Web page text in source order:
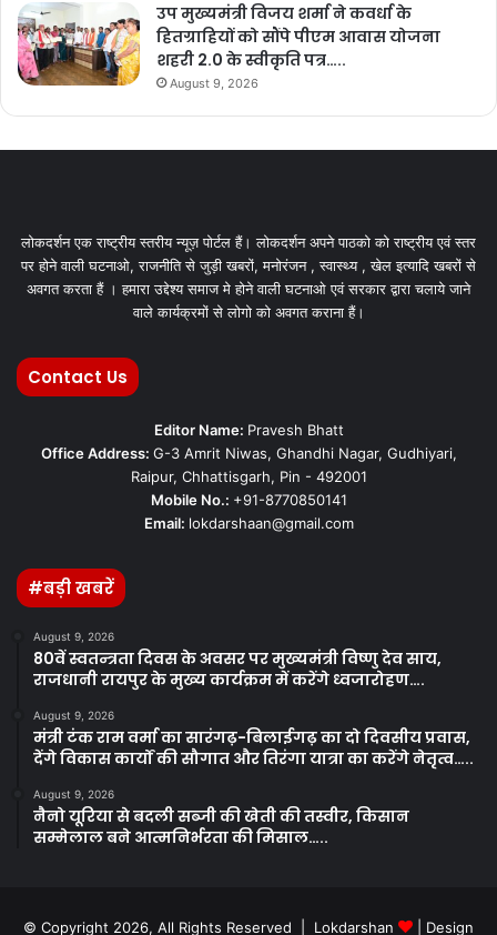
उप मुख्यमंत्री विजय शर्मा ने कवर्धा के
हितग्राहियों को सौंपे पीएम आवास योजना
शहरी 2.0 के स्वीकृति पत्र…..
August 9, 2026
लोकदर्शन एक राष्ट्रीय स्तरीय न्यूज़ पोर्टल हैं। लोकदर्शन अपने पाठको को राष्ट्रीय एवं स्तर
पर होने वाली घटनाओ, राजनीति से जुड़ी खबरों, मनोरंजन , स्वास्थ्य , खेल इत्यादि खबरों से
अवगत करता हैं । हमारा उद्देश्य समाज मे होने वाली घटनाओ एवं सरकार द्वारा चलाये जाने
वाले कार्यक्रमों से लोगो को अवगत कराना हैं।
Contact Us
Editor Name: Pravesh Bhatt
Office Address: G-3 Amrit Niwas, Ghandhi Nagar, Gudhiyari,
Raipur, Chhattisgarh, Pin - 492001
Mobile No.: +91-8770850141
Email: lokdarshaan@gmail.com
#बड़ी खबरें
August 9, 2026
80वें स्वतन्त्रता दिवस के अवसर पर मुख्यमंत्री विष्णु देव साय,
राजधानी रायपुर के मुख्य कार्यक्रम में करेंगे ध्वजारोहण….
August 9, 2026
मंत्री टंक राम वर्मा का सारंगढ़-बिलाईगढ़ का दो दिवसीय प्रवास,
देंगे विकास कार्यों की सौगात और तिरंगा यात्रा का करेंगे नेतृत्व…..
August 9, 2026
नैनो यूरिया से बदली सब्जी की खेती की तस्वीर, किसान
सम्मेलाल बने आत्मनिर्भरता की मिसाल…..
© Copyright 2026, All Rights Reserved | Lokdarshan | Design